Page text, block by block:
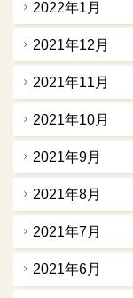
2022年1月
2021年12月
2021年11月
2021年10月
2021年9月
2021年8月
2021年7月
2021年6月